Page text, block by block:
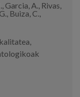
Garcia, A., Rivas,
Buiza, C.,
,